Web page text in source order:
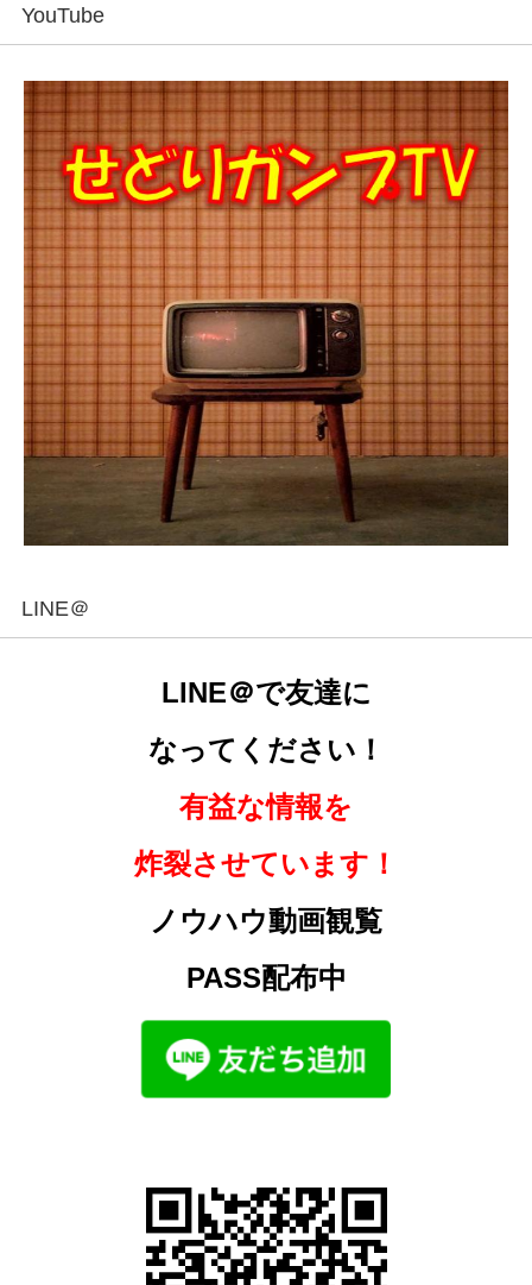
YouTube
LINE＠
LINE＠で友達に
なってください！
有益な情報を
炸裂させています！
ノウハウ動画観覧
PASS配布中